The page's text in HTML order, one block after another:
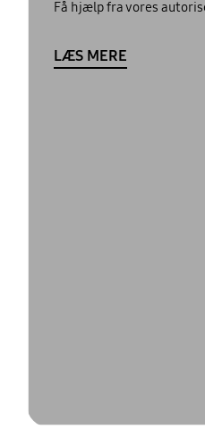
Få hjælp fra vores
LÆS MERE